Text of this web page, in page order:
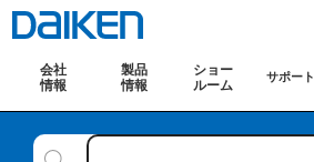
会社
情報
製品
情報
ショー
ルーム
サポート